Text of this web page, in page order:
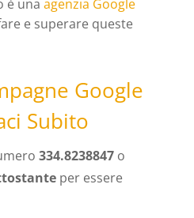
è una agenzia Google
e superare queste
Google
Subito
334.8238847 o
per essere